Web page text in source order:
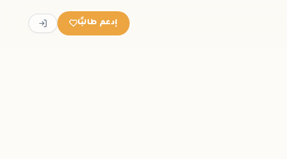
إدعم طالبًا